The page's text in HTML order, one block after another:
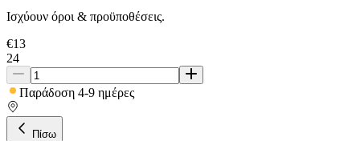
Ισχύουν όροι & προϋποθέσεις.
€13
24
Παράδοση 4-9 ημέρες
Πίσω